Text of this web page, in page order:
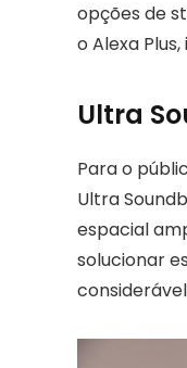
opções de
o Alexa
Ultra
Para o
Ultra
espacial
solucionar